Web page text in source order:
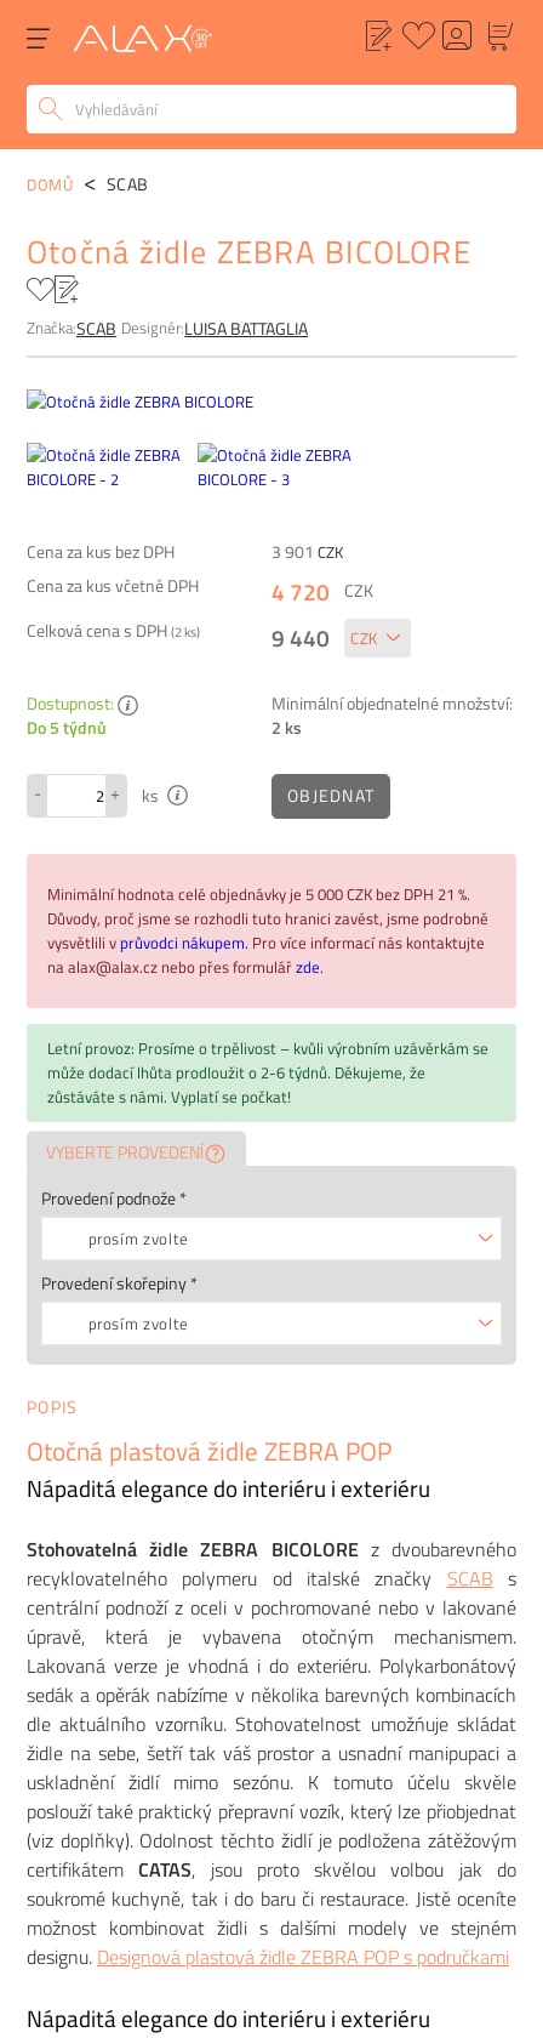
POPIS ALTERNATIVY
DOMŮ SCAB
Otočná židle ZEBRA BICOLORE
Značka:SCAB Designér:LUISA BATTAGLIA
Cena za kus bez DPH 3 901 CZK
Cena za kus včetně DPH
4 720
CZK
Celková cena s DPH(2ks) 9 440
Dostupnost:
Do 5 týdnů
Minimální objednatelné množství:
2 ks
- + ks OBJEDNAT
Minimální hodnota celé objednávky je 5 000 CZK bez DPH 21 %.
Důvody, proč jsme se rozhodli tuto hranici zavést, jsme podrobně
vysvětlili v průvodci nákupem. Pro více informací nás kontaktujte
na alax@alax.cz nebo přes formulářzde.
Letní provoz: Prosíme o trpělivost – kvůli výrobním uzávěrkám se
může dodací lhůta prodloužit o 2-6 týdnů. Děkujeme, že
zůstáváte s námi. Vyplatí se počkat!
VYBERTE PROVEDENÍ
Provedení podnože *
prosím zvolte
Provedení skořepiny *
prosím zvolte
POPIS
Otočná plastová židle ZEBRA POP
Nápaditá elegance do interiéru i exteriéru
Stohovatelná židle ZEBRA BICOLOREz dvoubarevného
recyklovatelného polymeru od italské značky SCAB s
centrální podnoží z oceli v pochromované nebo v lakované
úpravě, která je vybavena otočným mechanismem.
Lakovaná verze je vhodná i do exteriéru. Polykarbonátový
sedák a opěrák nabízíme v několika barevných kombinacích
dle aktuálního vzorníku. Stohovatelnost umožńuje skládat
židle na sebe, šetří tak váš prostor a usnadní manipupaci a
uskladnění židlí mimo sezónu. K tomuto účelu skvěle
poslouží také praktický přepravní vozík, který lze přiobjednat
(viz doplňky). Odolnost těchto židlí je podložena zátěžovým
certifikátem CATAS, jsou proto skvělou volbou jak do
soukromé kuchyně, tak i do baru či restaurace. Jistě oceníte
možnost kombinovat židli s dalšími modely ve stejném
designu. Designová plastová židle ZEBRA POP s područkami
Nápaditá elegance do interiéru i exteriéru